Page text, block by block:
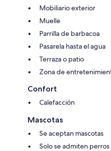
Mobiliario exterior
Muelle
Parrilla de barbacoa
Pasarela hasta el agua
Terraza o patio
Zona de
Confort
Calefacción
Mascotas
Se aceptan mascotas
Solo se admiten perros